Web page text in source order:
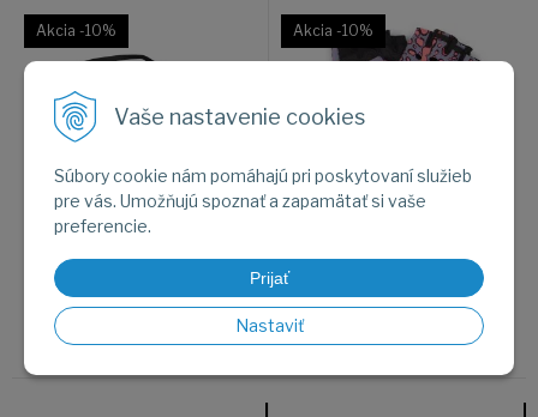
Vaše nastavenie cookies
Súbory cookie nám pomáhajú pri poskytovaní služieb
pre vás. Umožňujú spoznať a zapamätať si vaše
preferencie.
Prijať
Nastaviť
Akcia -10%
25 €
22,50
Akcia -10%
27 €